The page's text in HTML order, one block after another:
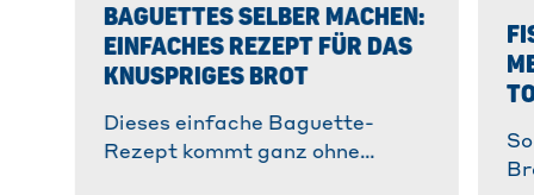
BAGUETTES SELBER MACHEN:
EINFACHES REZEPT FÜR DAS
KNUSPRIGES BROT
Dieses einfache Baguette-
Rezept kommt ganz ohne